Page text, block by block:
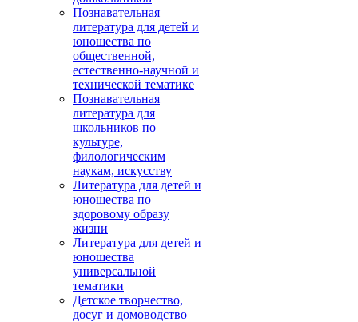
Познавательная
литература для детей и
юношества по
общественной,
естественно-научной и
технической тематике
Познавательная
литература для
школьников по
культуре,
филологическим
наукам, искусству
Литература для детей и
юношества по
здоровому образу
жизни
Литература для детей и
юношества
универсальной
тематики
Детское творчество,
досуг и домоводство